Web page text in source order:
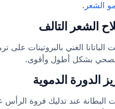
الشعر .
الشعر التالف
الباتانا الغني بالبروتينات على
بشكل أطول وأقوى.
الدورة الدموية
البطانة عند تدليك فروة